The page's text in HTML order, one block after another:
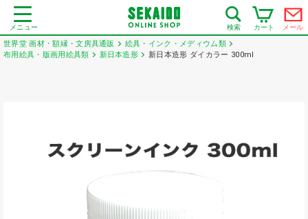
メニュー 検索 カート メール
世界堂 画材・額縁・文房具通販
絵具・インク・メディウム類
布用絵具・版画用絵具類
新日本造形 新日本造形 ダイカラー 300ml